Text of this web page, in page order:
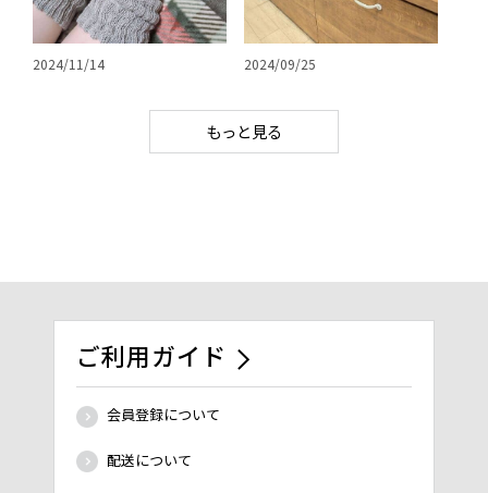
2024/11/14 2024/09/25
もっと見る
ご利用ガイド
会員登録について
配送について